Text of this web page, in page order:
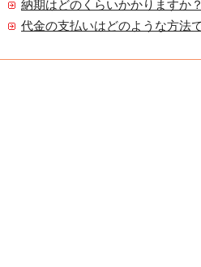
納期はどのくらいかかりますか？